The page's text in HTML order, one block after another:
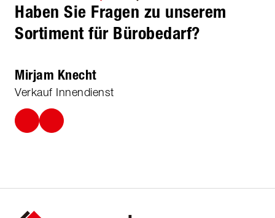
Haben Sie Fragen zu unserem
Sortiment für Bürobedarf?
Mirjam Knecht
Verkauf Innendienst